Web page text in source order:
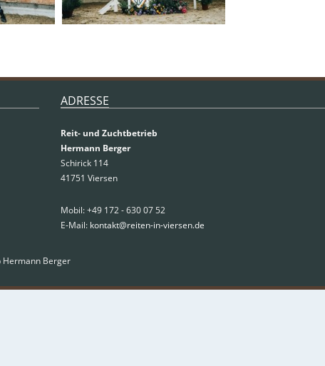
ADRESSE
Reit- und Zuchtbetrieb
Hermann Berger
Schirick 114
41751 Viersen
Mobil: +49 172 - 630 07 52
E-Mail: kontakt@reiten-in-viersen.de
Hermann Berger